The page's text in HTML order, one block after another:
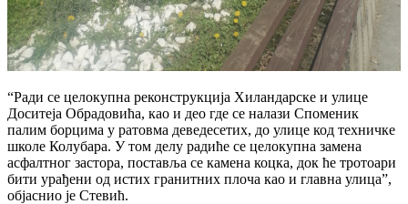
“Ради се целокупна реконструкција Хиландарске и улице
Доситеја Обрадовића, као и део где се налази Споменик
палим борцима у ратовма деведесетих, до улице код техничке
школе Колубара. У том делу радиће се целокупна замена
асфалтног застора, поставља се камена коцка, док ће тротоари
бити урађени од истих гранитних плоча као и главна улица”,
објаснио је Стевић.